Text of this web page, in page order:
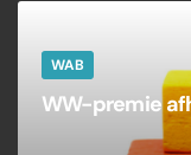
WAB
WW-premie